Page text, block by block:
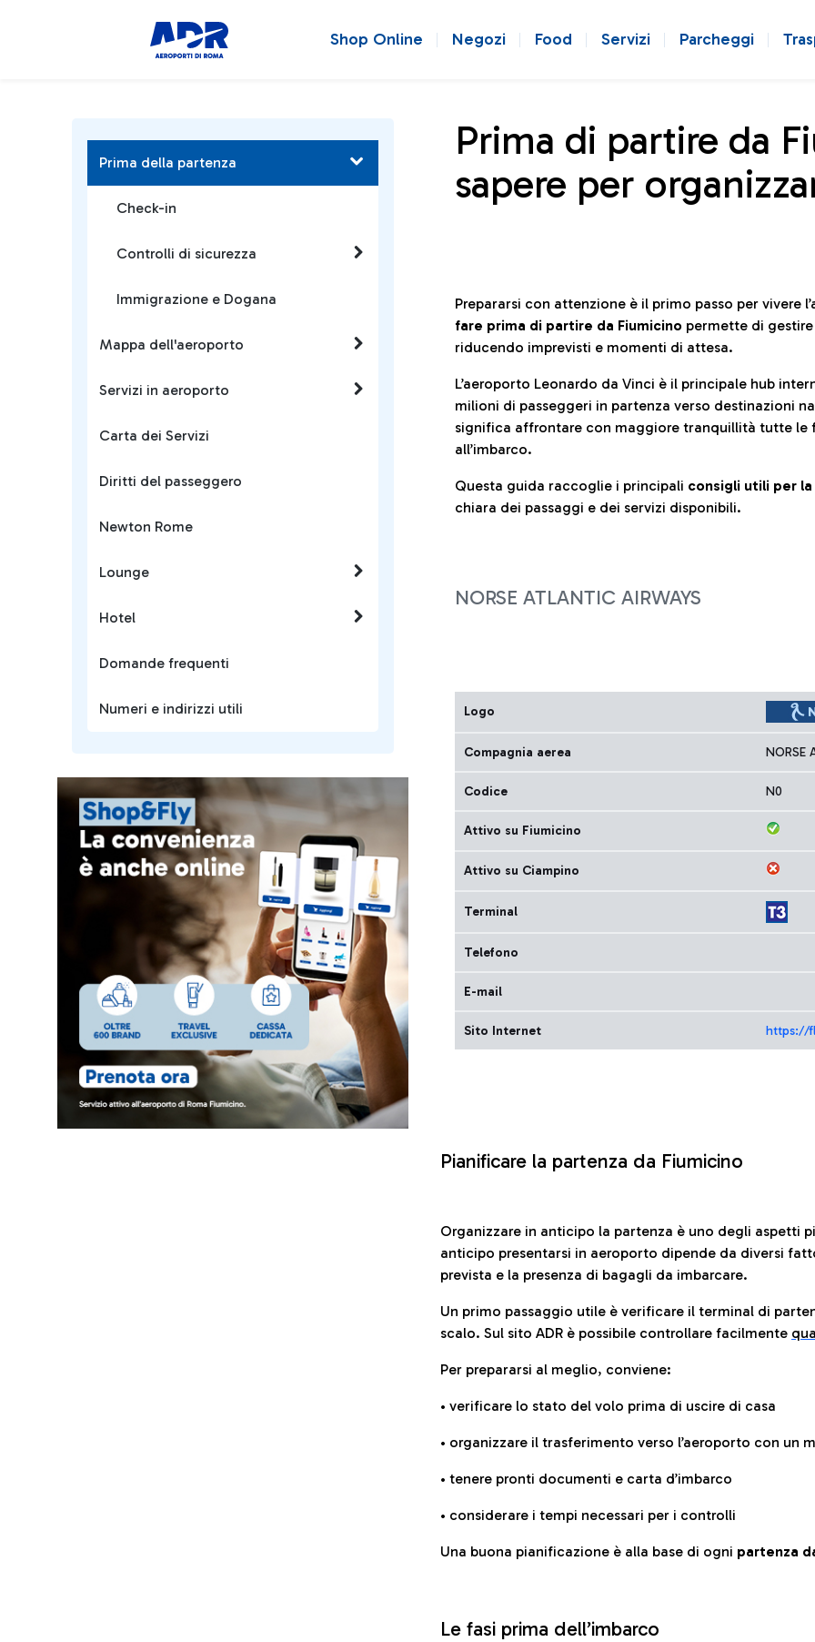
Shop Online Negozi Food Servizi Parcheggi
Prima di partire da
sapere per
Prepararsi con attenzione è il primo passo per vivere
fare prima di partire da Fiumicino permette di
riducendo imprevisti e momenti di attesa.
L’aeroporto Leonardo da Vinci è il principale hub
milioni di passeggeri in partenza verso destinazioni
significa affrontare con maggiore tranquillità tutte le
all’imbarco.
Questa guida raccoglie i principali consigli utili per
chiara dei passaggi e dei servizi disponibili.
NORSE ATLANTIC AIRWAYS
Logo
Compagnia aerea NORSE
Codice N0
Attivo su Fiumicino
Attivo su Ciampino
Terminal
Telefono
E-mail
Sito Internet https://
Pianificare la partenza da Fiumicino
Organizzare in anticipo la partenza è uno degli aspetti
anticipo presentarsi in aeroporto dipende da diversi
prevista e la presenza di bagagli da imbarcare.
Un primo passaggio utile è verificare il terminal di
scalo. Sul sito ADR è possibile controllare facilmente
Per prepararsi al meglio, conviene:
• verificare lo stato del volo prima di uscire di casa
• organizzare il trasferimento verso l’aeroporto con un
• tenere pronti documenti e carta d’imbarco
• considerare i tempi necessari per i controlli
Una buona pianificazione è alla base di ogni partenza
Le fasi prima dell’imbarco
Prima della partenza
Check-in
Controlli di sicurezza
Immigrazione e Dogana
Mappa dell'aeroporto
Servizi in aeroporto
Carta dei Servizi
Diritti del passeggero
Newton Rome
Lounge
Hotel
Domande frequenti
Numeri e indirizzi utili